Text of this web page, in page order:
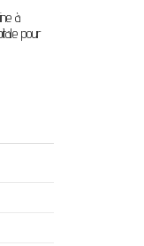
à
pour